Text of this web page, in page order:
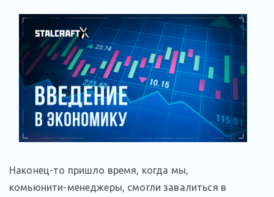
Наконец-то пришло время, когда мы,
комьюнити-менеджеры, смогли завалиться в